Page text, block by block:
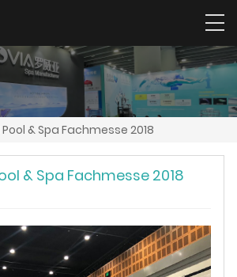
Pool & Spa Fachmesse 2018
& Spa Fachmesse 2018